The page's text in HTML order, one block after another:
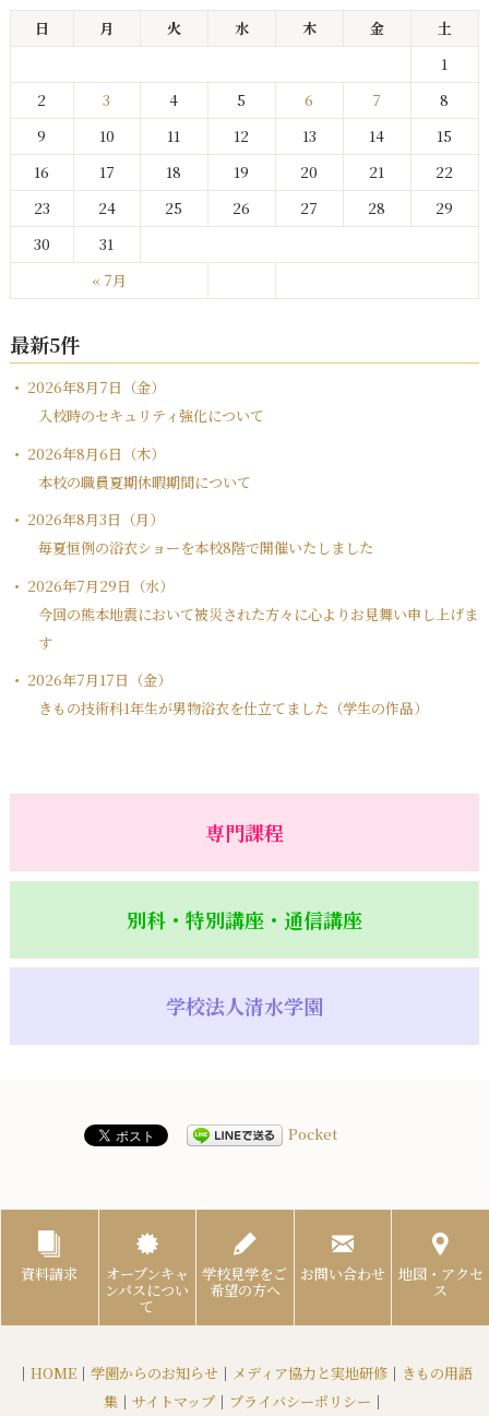
日 月 火 水 木 金 土
« 7月
1
2
3 4 5 6 7
8
9
10 11 12 13 14
15
16
17 18 19 20 21
22
23
24 25 26 27 28
29
30
31
最新5件
2026年8月7日（金）
入校時のセキュリティ強化について
2026年8月6日（木）
本校の職員夏期休暇期間について
2026年8月3日（月）
毎夏恒例の浴衣ショーを本校8階で開催いたしました
2026年7月29日（水）
今回の熊本地震において被災された方々に心よりお見舞い申し上げま
す
2026年7月17日（金）
きもの技術科1年生が男物浴衣を仕立てました（学生の作品）
専門課程
別科・特別講座・通信講座
学校法人清水学園
Pocket
資料請求 オープンキャ
ンパスについ
て
学校見学をご
希望の方へ
お問い合わせ 地図・アクセ
ス
｜ HOME ｜ 学園からのお知らせ ｜ メディア協力と実地研修 ｜ きもの用語
集 ｜ サイトマップ ｜ プライバシーポリシー ｜